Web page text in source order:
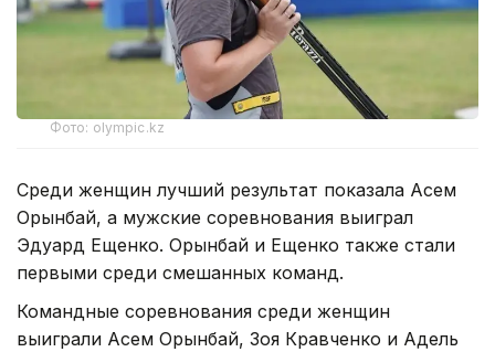
Фото: olympic.kz
Среди женщин лучший результат показала Асем
Орынбай, а мужские соревнования выиграл
Эдуард Ещенко. Орынбай и Ещенко также стали
первыми среди смешанных команд.
Командные соревнования среди женщин
выиграли Асем Орынбай, Зоя Кравченко и Адель